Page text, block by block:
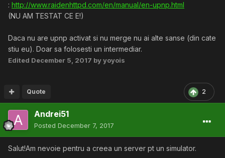
: http://www.raidenhttpd.com/en/manual/en-upnp.html
(NU AM TESTAT CE E!)
Daca nu are upnp activat si nu merge nu ai alte sanse (din cate
stiu eu). Doar sa folosesti un intermediar.
Edited December 5, 2017 by yoyois
2
Quote
Andrei51
Posted December 7, 2017
Salut!Am nevoie pentru a creea un server pt un simulator.